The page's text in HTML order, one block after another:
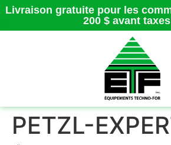
Livraison gratuite pour les
200 $ avant
PETZL-